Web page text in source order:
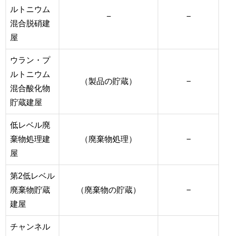
ルトニウム
混合脱硝建
屋
− −
ウラン・プ
ルトニウム
混合酸化物
貯蔵建屋
（製品の貯蔵） −
低レベル廃
棄物処理建
屋
（廃棄物処理） −
第2低レベル
廃棄物貯蔵
建屋
（廃棄物の貯蔵） −
チャンネル